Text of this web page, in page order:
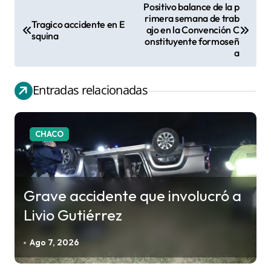
e
g
Tragico accidente en E
squina
Positivo balance de la p
rimera semana de trab
ajo en la Convención C
onstituyente formoseñ
a
Entradas relacionadas
CHACO
Grave accidente que involucró a
Livio Gutiérrez
Ago 7, 2026